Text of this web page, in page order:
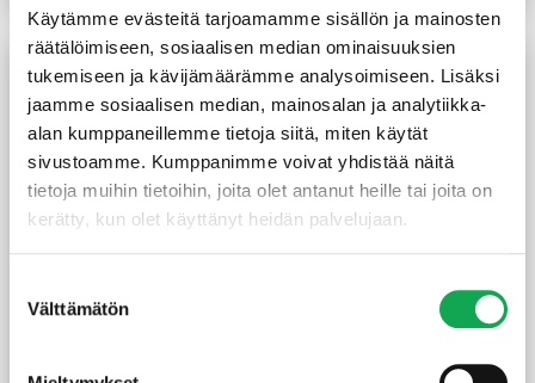
Käytämme evästeitä tarjoamamme sisällön ja mainosten
räätälöimiseen, sosiaalisen median ominaisuuksien
tukemiseen ja kävijämäärämme analysoimiseen. Lisäksi
jaamme sosiaalisen median, mainosalan ja analytiikka-
alan kumppaneillemme tietoja siitä, miten käytät
sivustoamme. Kumppanimme voivat yhdistää näitä
tietoja muihin tietoihin, joita olet antanut heille tai joita on
kerätty, kun olet käyttänyt heidän palvelujaan.
valinta
Välttämätön
Sivellin tasoittaja
Puunsuojasivellin 75 mm
2K varsikiinnityksellä